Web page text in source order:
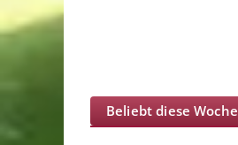
Beliebt diese Woche